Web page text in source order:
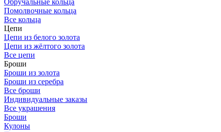
Обручальные кольца
Помолвочные кольца
Все кольца
Цепи
Цепи из белого золота
Цепи из жёлтого золота
Все цепи
Броши
Броши из золота
Броши из серебра
Все броши
Индивидуальные заказы
Все украшения
Броши
Кулоны